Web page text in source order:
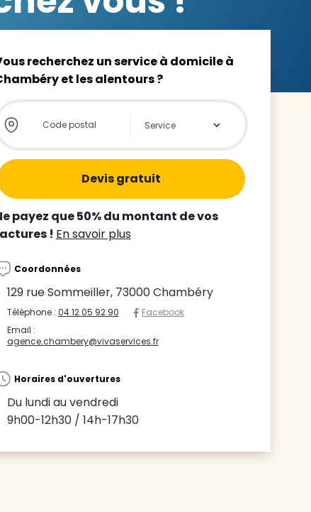
enfant
recherchez un service à domicile à
et les alentours ?
Store locator global - Autocompletion
Rechercher
payez que 50% du montant de vos
! En savoir plus
Coordonnées
129 rue Sommeiller, 73000 Chambéry
Téléphone : 04 12 05 92 90
Facebook
Email :
agence.chambery@vivaservices.fr
Horaires d'ouvertures
Du lundi au vendredi
9h00-12h30 / 14h-17h30